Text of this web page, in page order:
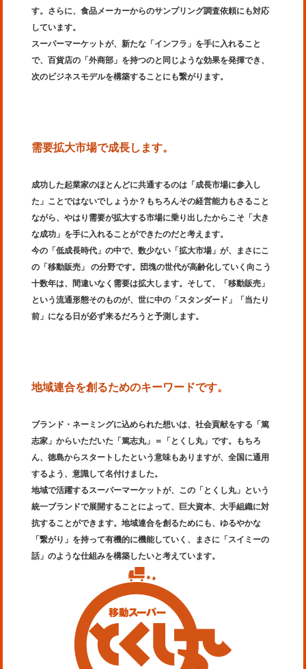
す。さらに、食品メーカーからのサンプリング調査依頼にも対応
しています。
スーパーマーケットが、新たな「インフラ」を手に入れること
で、百貨店の「外商部」を持つのと同じような効果を発揮でき、
次のビジネスモデルを構築することにも繋がります。
需要拡大市場で成長します。
成功した起業家のほとんどに共通するのは「成長市場に参入し
た」ことではないでしょうか？もちろんその経営能力もさること
ながら、やはり需要が拡大する市場に乗り出したからこそ「大き
な成功」を手に入れることができたのだと考えます。
今の「低成長時代」の中で、数少ない「拡大市場」が、まさにこ
の「移動販売」 の分野です。団塊の世代が高齢化していく向こう
十数年は、間違いなく需要は拡大します。そして、「移動販売」
という流通形態そのものが、世に中の「スタンダード」「当たり
前」になる日が必ず来るだろうと予測します。
地域連合を創るためのキーワードです。
ブランド・ネーミングに込められた想いは、社会貢献をする「篤
志家」からいただいた「篤志丸」＝「とくし丸」です。もちろ
ん、徳島からスタートしたという意味もありますが、全国に通用
するよう、意識して名付けました。
地域で活躍するスーパーマーケットが、この「とくし丸」という
統一ブランドで展開することによって、巨大資本、大手組織に対
抗することができます。地域連合を創るためにも、ゆるやかな
「繋がり」を持って有機的に機能していく、まさに「スイミーの
話」のような仕組みを構築したいと考えています。